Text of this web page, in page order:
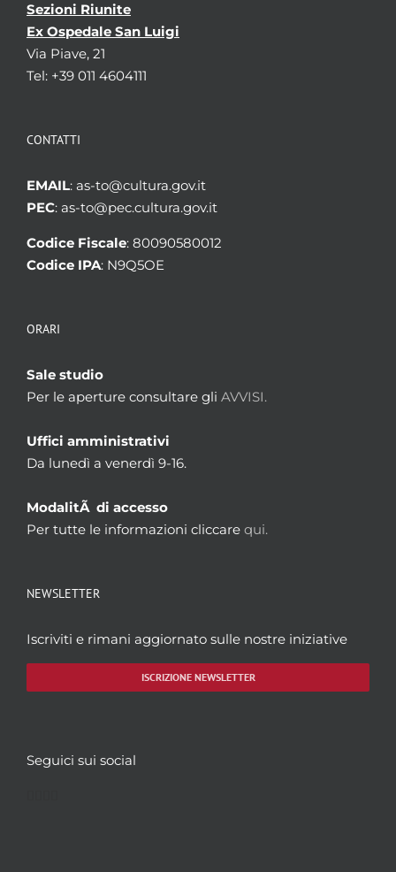
Sezioni Riunite
Ex Ospedale San Luigi
Via Piave, 21
Tel: +39 011 4604111
CONTATTI
EMAIL: as-to@cultura.gov.it
PEC: as-to@pec.cultura.gov.it
Codice Fiscale: 80090580012
Codice IPA: N9Q5OE
ORARI
Sale studio
Per le aperture consultare gli AVVISI.
Uffici amministrativi
Da lunedì a venerdì 9-16.
ModalitÃ di accesso
Per tutte le informazioni cliccare qui.
NEWSLETTER
Iscriviti e rimani aggiornato sulle nostre iniziative
ISCRIZIONE NEWSLETTER
Seguici sui social